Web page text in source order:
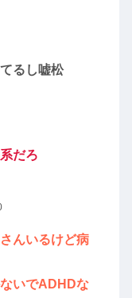
るし嘘松
だろ
んいるけど病
いでADHDな